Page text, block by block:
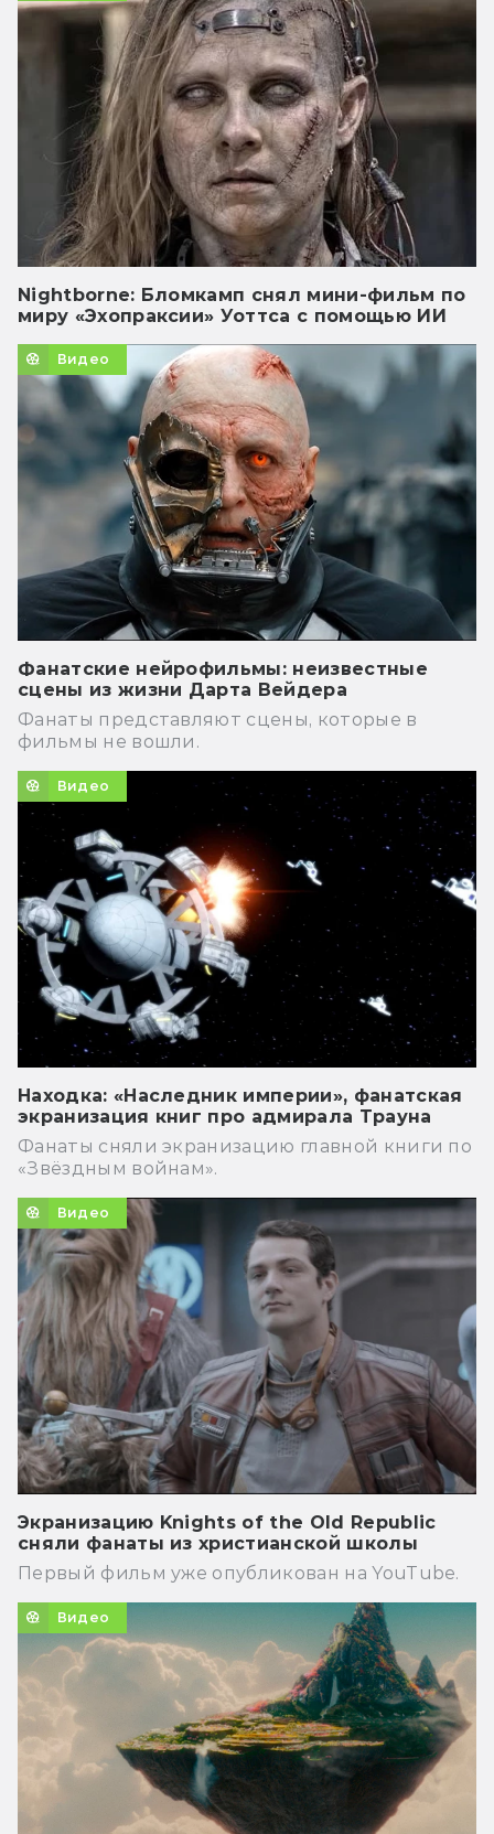
Nightborne: Бломкамп снял мини-фильм по
миру «Эхопраксии» Уоттса с помощью ИИ
Видео
Фанатские нейрофильмы: неизвестные
сцены из жизни Дарта Вейдера
Фанаты представляют сцены, которые в
фильмы не вошли.
Видео
Находка: «Наследник империи», фанатская
экранизация книг про адмирала Трауна
Фанаты сняли экранизацию главной книги по
«Звёздным войнам».
Видео
Экранизацию Knights of the Old Republic
сняли фанаты из христианской школы
Первый фильм уже опубликован на YouTube.
Видео